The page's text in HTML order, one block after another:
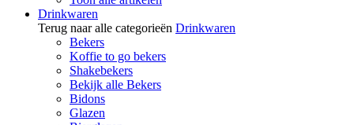
Drinkwaren
Terug naar alle categorieën Drinkwaren
Bekers
Koffie to go bekers
Shakebekers
Bekijk alle Bekers
Bidons
Glazen